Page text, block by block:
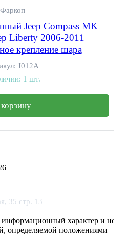
Фаркоп
Jeep Compass MK
Liberty 2006-2011
крепление шара
J012A
1 шт.
35 стр. 13
характер и не
определяемой положениями